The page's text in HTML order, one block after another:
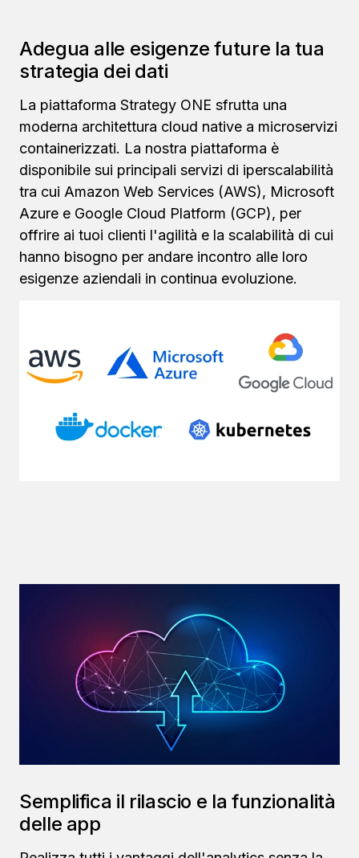
Adegua alle esigenze future la tua
strategia dei dati
La piattaforma Strategy ONE sfrutta una
moderna architettura cloud native a microservizi
containerizzati. La nostra piattaforma è
disponibile sui principali servizi di iperscalabilità
tra cui Amazon Web Services (AWS), Microsoft
Azure e Google Cloud Platform (GCP), per
offrire ai tuoi clienti l'agilità e la scalabilità di cui
hanno bisogno per andare incontro alle loro
esigenze aziendali in continua evoluzione.
Semplifica il rilascio e la funzionalità
delle app